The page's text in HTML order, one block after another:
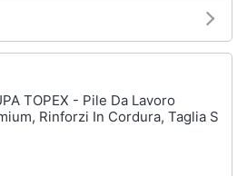
TOPEX - Pile Da Lavoro
Rinforzi In Cordura, Taglia S